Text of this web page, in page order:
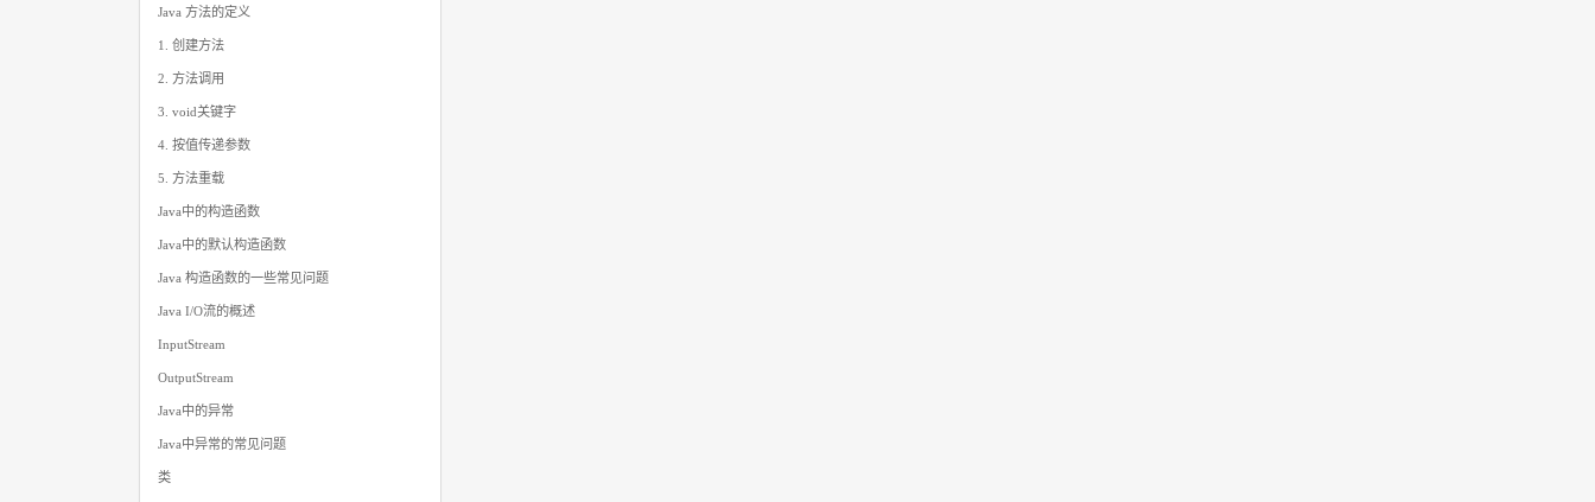
Java 方法的定义
1. 创建方法
2. 方法调用
3. void关键字
4. 按值传递参数
5. 方法重载
Java中的构造函数
Java中的默认构造函数
Java 构造函数的一些常见问题
Java I/O流的概述
InputStream
OutputStream
Java中的异常
Java中异常的常见问题
类